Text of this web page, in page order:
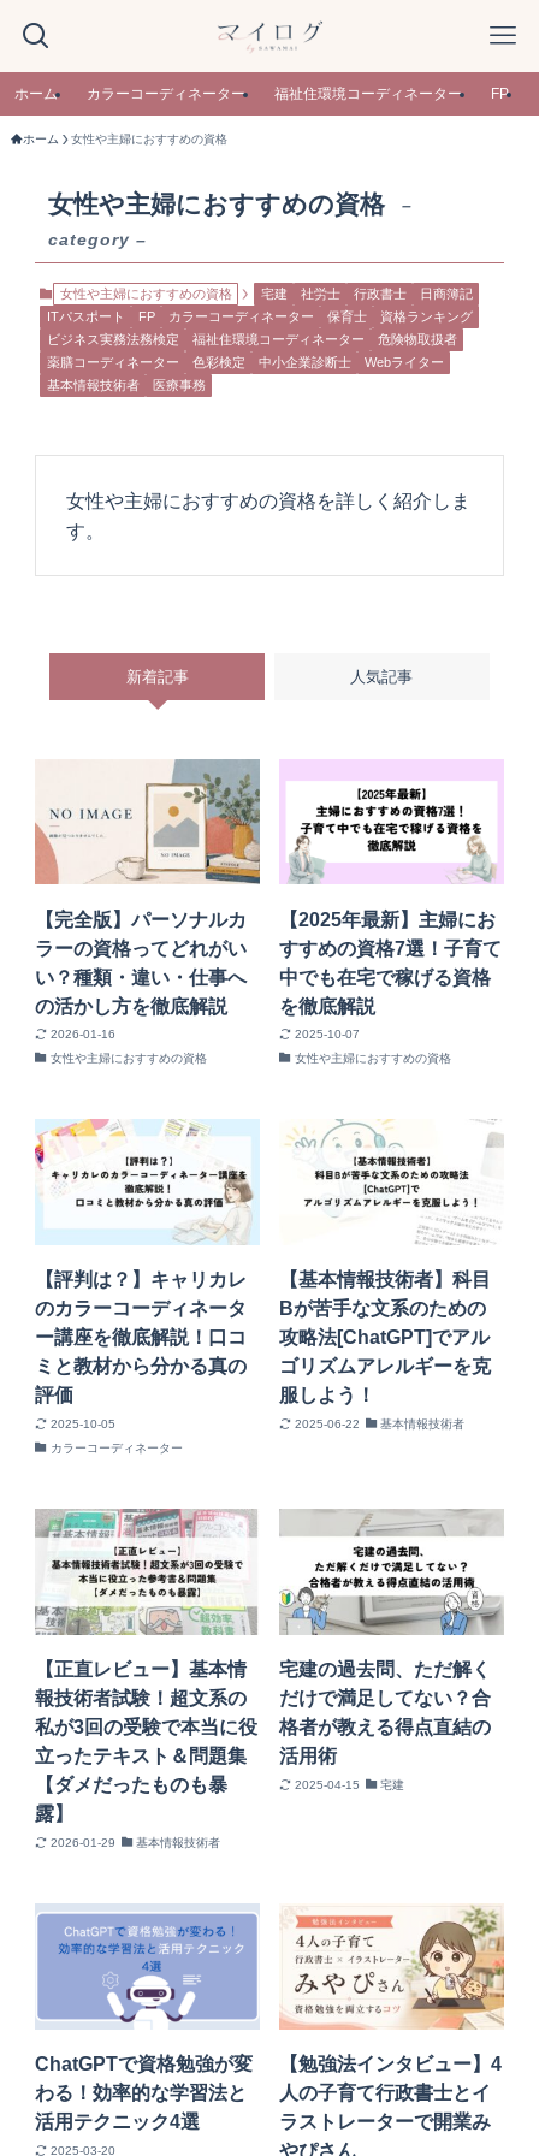
ホーム カラーコーディネーター 福祉住環境コーディネーター FP
ホーム 女性や主婦におすすめの資格
女性や主婦におすすめの資格
–
category –
女性や主婦におすすめの資格 宅建 社労士 行政書士
日商簿記
ITパスポート
FP カラーコーディネーター 保育士
資格ランキング
ビジネス実務法務検定
福祉住環境コーディネーター
危険物取扱者
薬膳コーディネーター
色彩検定 中小企業診断士
Webライター
基本情報技術者
医療事務
女性や主婦におすすめの資格を詳しく紹介しま
す。
新着記事 人気記事
【完全版】パーソナルカ
ラーの資格ってどれがい
い？種類・違い・仕事へ
の活かし方を徹底解説
2026-01-16
女性や主婦におすすめの資格
【2025年最新】主婦にお
すすめの資格7選！子育て
中でも在宅で稼げる資格
を徹底解説
2025-10-07
女性や主婦におすすめの資格
【評判は？】キャリカレ
のカラーコーディネータ
ー講座を徹底解説！口コ
ミと教材から分かる真の
評価
2025-10-05
カラーコーディネーター
【基本情報技術者】科目
Bが苦手な文系のための
攻略法[ChatGPT]でアル
ゴリズムアレルギーを克
服しよう！
2025-06-22 基本情報技術者
【正直レビュー】基本情
報技術者試験！超文系の
私が3回の受験で本当に役
立ったテキスト＆問題集
【ダメだったものも暴
露】
2026-01-29 基本情報技術者
宅建の過去問、ただ解く
だけで満足してない？合
格者が教える得点直結の
活用術
2025-04-15 宅建
ChatGPTで資格勉強が変
わる！効率的な学習法と
活用テクニック4選
2025-03-20
【勉強法インタビュー】4
人の子育て行政書士とイ
ラストレーターで開業み
やぴさん